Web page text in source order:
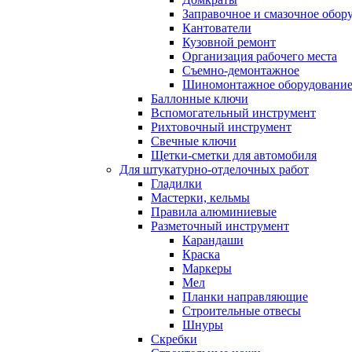
Заправочное и смазочное
Кантователи
Кузовной ремонт
Организация рабочего места
Съемно-демонтажное
Шиномонтажное оборудование
Баллонные ключи
Вспомогательный инструмент
Рихтовочный инструмент
Свечные ключи
Щетки-сметки для автомобиля
Для штукатурно-отделочных работ
Гладилки
Мастерки, кельмы
Правила алюминиевые
Разметочный инструмент
Карандаши
Краска
Маркеры
Мел
Планки направляющие
Строительные отвесы
Шнуры
Скребки